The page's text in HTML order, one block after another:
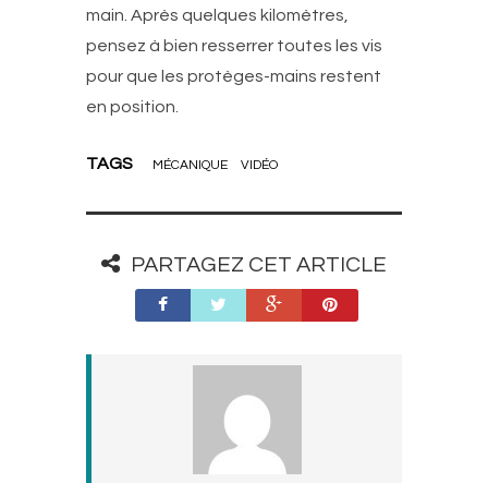
main. Après quelques kilomètres,
pensez à bien resserrer toutes les vis
pour que les protèges-mains restent
en position.
TAGS MÉCANIQUE VIDÉO
PARTAGEZ CET ARTICLE